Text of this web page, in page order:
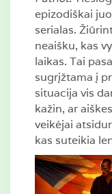
epizodiškai
serialas.
neaišku, kas
laikas. Tai
sugrįžtama į
situacija vis
kažin, ar
veikėjai
kas suteikia